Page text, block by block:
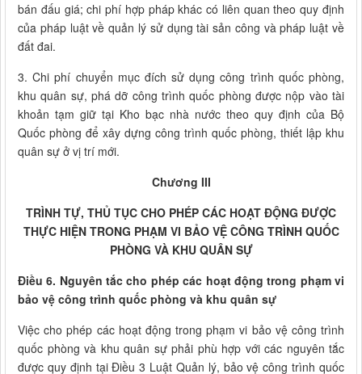
bán đấu giá; chi phí hợp pháp khác có liên quan theo quy định
của pháp luật về quản lý sử dụng tài sản công và pháp luật về
đất đai.
3. Chi phí chuyển mục đích sử dụng công trình quốc phòng,
khu quân sự, phá dỡ công trình quốc phòng được nộp vào tài
khoản tạm giữ tại Kho bạc nhà nước theo quy định của Bộ
Quốc phòng để xây dựng công trình quốc phòng, thiết lập khu
quân sự ở vị trí mới.
Chương III
TRÌNH TỰ, THỦ TỤC CHO PHÉP CÁC HOẠT ĐỘNG ĐƯỢC
THỰC HIỆN TRONG PHẠM VI BẢO VỆ CÔNG TRÌNH QUỐC
PHÒNG VÀ KHU QUÂN SỰ
Điều 6. Nguyên tắc cho phép các hoạt động trong phạm vi
bảo vệ công trình quốc phòng và khu quân sự
Việc cho phép các hoạt động trong phạm vi bảo vệ công trình
quốc phòng và khu quân sự phải phù hợp với các nguyên tắc
được quy định tại Điều 3 Luật Quản lý, bảo vệ công trình quốc